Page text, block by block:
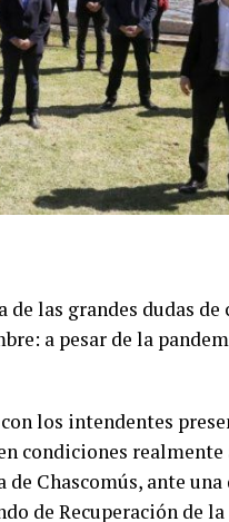
las grandes dudas de
a pesar de la
los intendentes
condiciones realmente
Chascomús, ante una
de Recuperación de